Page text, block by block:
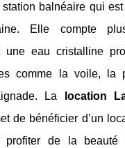
station balnéaire qui
Elle compte
une eau cristalline
comme la voile, la
La
location
de bénéficier d’un
profiter de la